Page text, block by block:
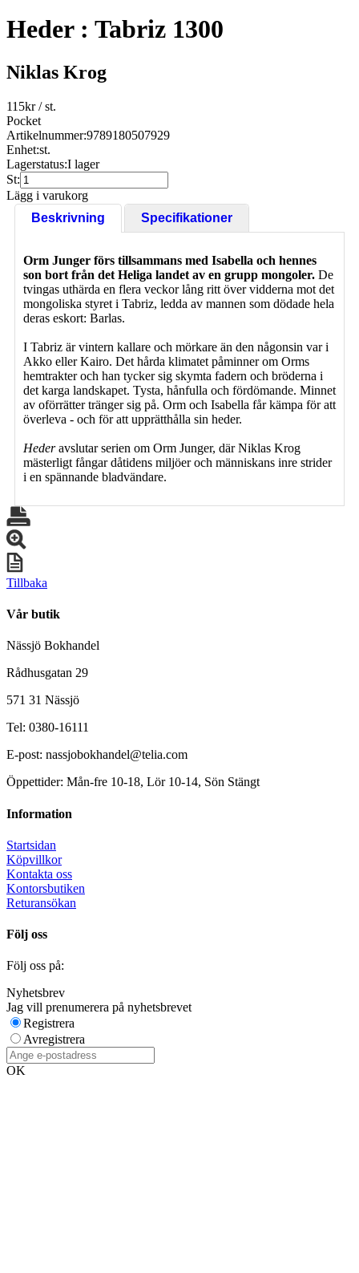
Heder : Tabriz 1300
Niklas Krog
115kr/ st.
Pocket
Artikelnummer:9789180507929
Enhet:st.
Lagerstatus:I lager
St:
Lägg i varukorg
Beskrivning
Specifikationer
Orm Junger förs tillsammans med Isabella och hennes
son bort från det Heliga landet av en grupp mongoler. De
tvingas uthärda en flera veckor lång ritt över vidderna mot det
mongoliska styret i Tabriz, ledda av mannen som dödade hela
deras eskort: Barlas.
I Tabriz är vintern kallare och mörkare än den någonsin var i
Akko eller Kairo. Det hårda klimatet påminner om Orms
hemtrakter och han tycker sig skymta fadern och bröderna i
det karga landskapet. Tysta, hånfulla och fördömande. Minnet
av oförrätter tränger sig på. Orm och Isabella får kämpa för att
överleva - och för att upprätthålla sin heder.
Hederavslutar serien om Orm Junger, där Niklas Krog
mästerligt fångar dåtidens miljöer och människans inre strider
i en spännande bladvändare.
Tillbaka
Vår butik
Nässjö Bokhandel
Rådhusgatan 29
571 31 Nässjö
Tel: 0380-16111
E-post: nassjobokhandel@telia.com
Öppettider: Mån-fre 10-18, Lör 10-14, Sön Stängt
Information
Startsidan
Köpvillkor
Kontakta oss
Kontorsbutiken
Returansökan
Följ oss
Följ oss på:
Nyhetsbrev
Jag vill prenumerera på nyhetsbrevet
Registrera
Avregistrera
OK